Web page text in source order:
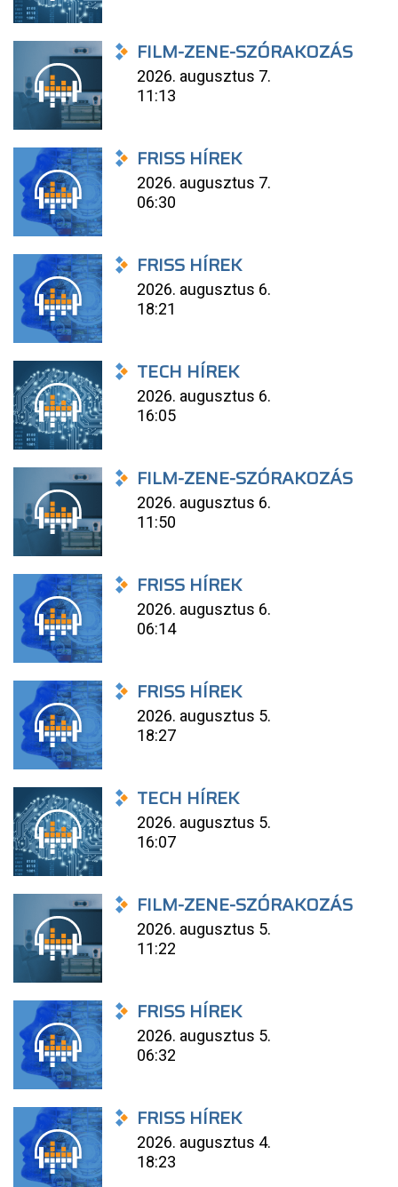
FILM-ZENE-SZÓRAKOZÁS
2026. augusztus 7.
11:13
FRISS HÍREK
2026. augusztus 7.
06:30
FRISS HÍREK
2026. augusztus 6.
18:21
TECH HÍREK
2026. augusztus 6.
16:05
FILM-ZENE-SZÓRAKOZÁS
2026. augusztus 6.
11:50
FRISS HÍREK
2026. augusztus 6.
06:14
FRISS HÍREK
2026. augusztus 5.
18:27
TECH HÍREK
2026. augusztus 5.
16:07
FILM-ZENE-SZÓRAKOZÁS
2026. augusztus 5.
11:22
FRISS HÍREK
2026. augusztus 5.
06:32
FRISS HÍREK
2026. augusztus 4.
18:23